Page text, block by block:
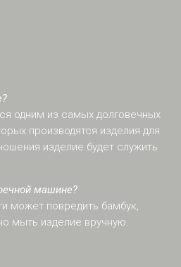
одним из самых долговечных
производятся изделия для
изделие будет служить
машине?
может повредить бамбук,
мыть изделие вручную.